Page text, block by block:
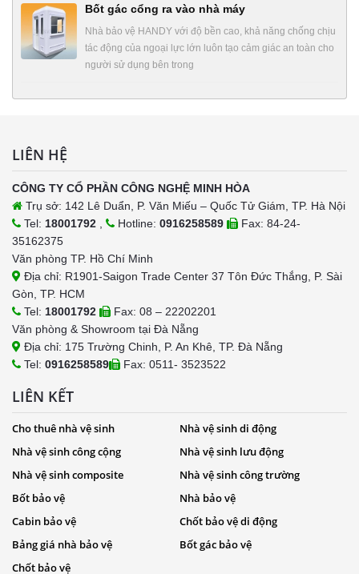
Bốt gác cổng ra vào nhà máy
Nhà bảo vệ HANDY với độ bền cao, khả năng chống chịu
tác động của ngoại lực lớn luôn tạo cảm giác an toàn cho
người sử dụng bên trong
LIÊN HỆ
CÔNG TY CỔ PHẦN CÔNG NGHỆ MINH HÒA
Trụ sở: 142 Lê Duẩn, P. Văn Miếu – Quốc Tử Giám, TP. Hà Nội
Tel: 18001792 Hotline: 0916258589
Fax: 84-24-
35162375
Văn phòng TP. Hồ Chí Minh
Địa chỉ: R1901-Saigon Trade Center 37 Tôn Đức Thắng, P. Sài
Gòn, TP. HCM
Tel: 18001792
Fax: 08 – 22202201
Văn phòng & Showroom tại Đà Nẵng
Địa chỉ: 175 Trường Chinh, P. An Khê, TP. Đà Nẵng
Tel: 0916258589 Fax: 0511- 3523522
LIÊN KẾT
Cho thuê nhà vệ sinh
Nhà vệ sinh di động
Nhà vệ sinh công cộng
Nhà vệ sinh lưu động
Nhà vệ sinh composite
Nhà vệ sinh công trường
Bốt bảo vệ
Nhà bảo vệ
Cabin bảo vệ
Chốt bảo vệ di động
Bảng giá nhà bảo vệ
Bốt gác bảo vệ
Chốt bảo vệ